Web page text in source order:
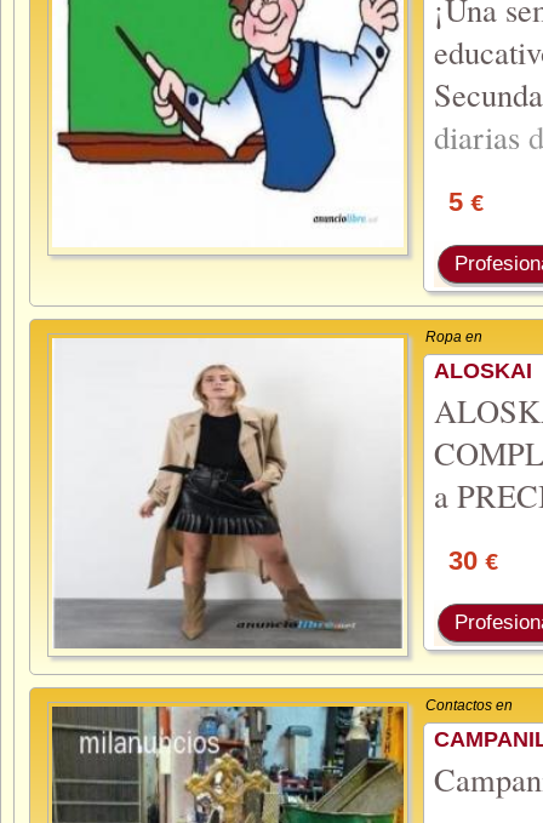
¡Una
diarias
5 €
Ropa en
ALOSKAI
a
30 €
Contactos en